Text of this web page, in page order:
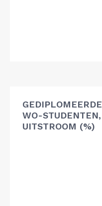
WO-
UITSTROOM (%)